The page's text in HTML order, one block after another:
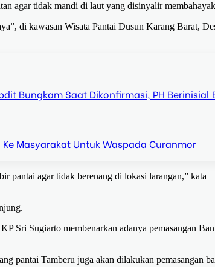
agar tidak mandi di laut yang disinyalir
di kawasan Wisata Pantai Dusun Karang Barat,
Bungkam Saat Dikonfirmasi, PH Berinisial
Masyarakat Untuk Waspada Curanmor
pantai agar tidak berenang di lokasi larangan,” kata
Sri Sugiarto membenarkan adanya pemasangan
pantai Tamberu juga akan dilakukan pemasangan